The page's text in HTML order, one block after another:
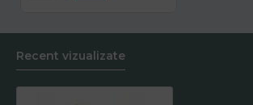
Recent vizualizate